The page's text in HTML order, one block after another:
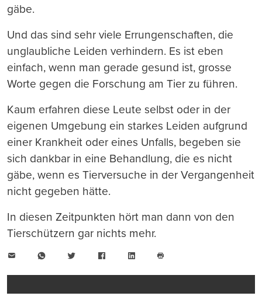
gäbe.
Und das sind sehr viele Errungenschaften, die
unglaubliche Leiden verhindern. Es ist eben
einfach, wenn man gerade gesund ist, grosse
Worte gegen die Forschung am Tier zu führen.
Kaum erfahren diese Leute selbst oder in der
eigenen Umgebung ein starkes Leiden aufgrund
einer Krankheit oder eines Unfalls, begeben sie
sich dankbar in eine Behandlung, die es nicht
gäbe, wenn es Tierversuche in der Vergangenheit
nicht gegeben hätte.
In diesen Zeitpunkten hört man dann von den
Tierschützern gar nichts mehr.
WhatsAppTwitter FacebookLinkedIn
drucken